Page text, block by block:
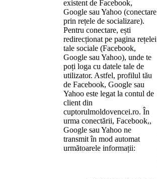
existent de Facebook,
Google sau Yahoo (conectare
prin rețele de socializare).
Pentru conectare, ești
redirecționat pe pagina rețelei
tale sociale (Facebook,
Google sau Yahoo), unde te
poți loga cu datele tale de
utilizator. Astfel, profilul tău
de Facebook, Google sau
Yahoo este legat la contul de
client din
cuptorulmoldovencei.ro. În
urma conectării, Facebook,,
Google sau Yahoo ne
transmit în mod automat
următoarele informații: